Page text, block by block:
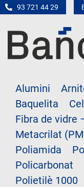
93 721 44 29
Alumini
Baquelita
Fibra de vidre
Metacrilat
Poliamida
Policarbonat
Polietilè 1000